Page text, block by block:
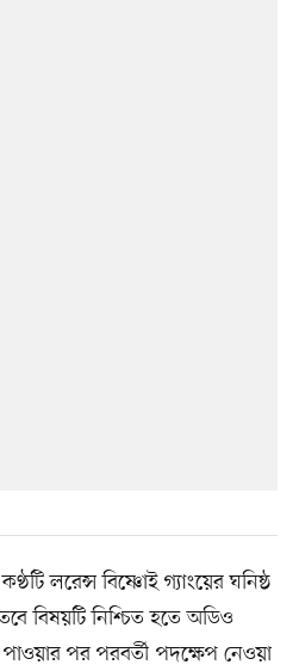
লরেন্স বিষ্ণোই গ্যাংয়ের ঘনিষ্ঠ
বিষয়টি নিশ্চিত হতে অডিও
পর পরবর্তী পদক্ষেপ নেওয়া